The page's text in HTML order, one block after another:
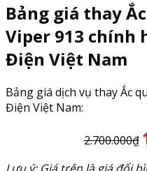
913
quantity
Bảng giá thay
Viper 913 chính
Điện Việt Nam
Bảng giá dịch vụ thay Ắc
Điện Việt Nam:
2.700.000₫